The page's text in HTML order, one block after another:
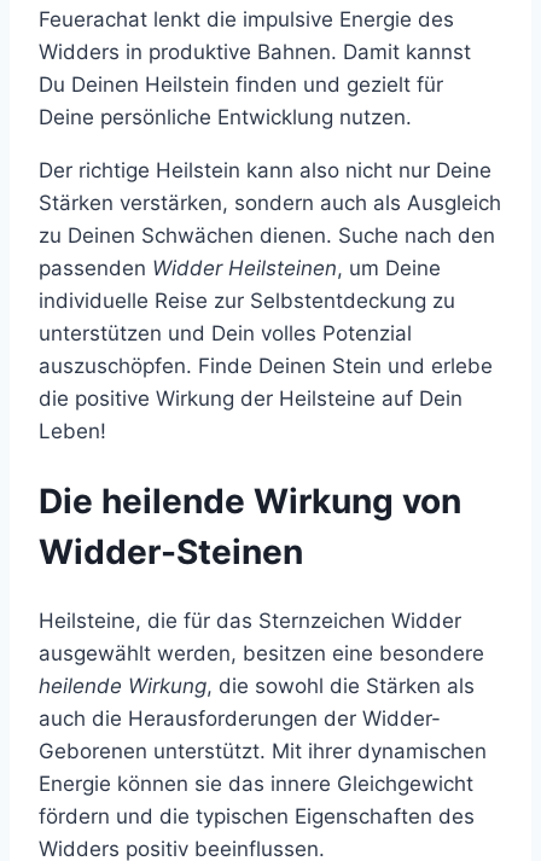
Feuerachat lenkt die impulsive Energie des
Widders in produktive Bahnen. Damit kannst
Du Deinen Heilstein finden und gezielt für
Deine persönliche Entwicklung nutzen.
Der richtige Heilstein kann also nicht nur Deine
Stärken verstärken, sondern auch als Ausgleich
zu Deinen Schwächen dienen. Suche nach den
passenden Widder Heilsteinen, um Deine
individuelle Reise zur Selbstentdeckung zu
unterstützen und Dein volles Potenzial
auszuschöpfen. Finde Deinen Stein und erlebe
die positive Wirkung der Heilsteine auf Dein
Leben!
Die heilende Wirkung von
Widder-Steinen
Heilsteine, die für das Sternzeichen Widder
ausgewählt werden, besitzen eine besondere
heilende Wirkung, die sowohl die Stärken als
auch die Herausforderungen der Widder-
Geborenen unterstützt. Mit ihrer dynamischen
Energie können sie das innere Gleichgewicht
fördern und die typischen Eigenschaften des
Widders positiv beeinflussen.